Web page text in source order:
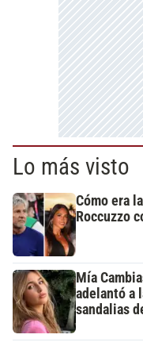
Lo más visto
Cómo era
Roccuzzo
Mía
adelantó a
sandalias